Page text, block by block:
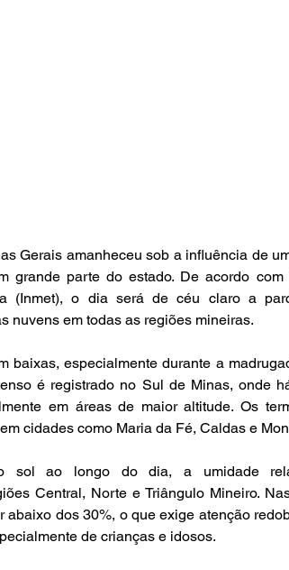
Gerais amanheceu sob a influência de
grande parte do estado. De acordo com
(Inmet), o dia será de céu claro a
nuvens em todas as regiões mineiras.
baixas, especialmente durante a
é registrado no Sul de Minas, onde
em áreas de maior altitude. Os
cidades como Maria da Fé, Caldas e
sol ao longo do dia, a umidade
Central, Norte e Triângulo Mineiro.
abaixo dos 30%, o que exige atenção
de crianças e idosos.